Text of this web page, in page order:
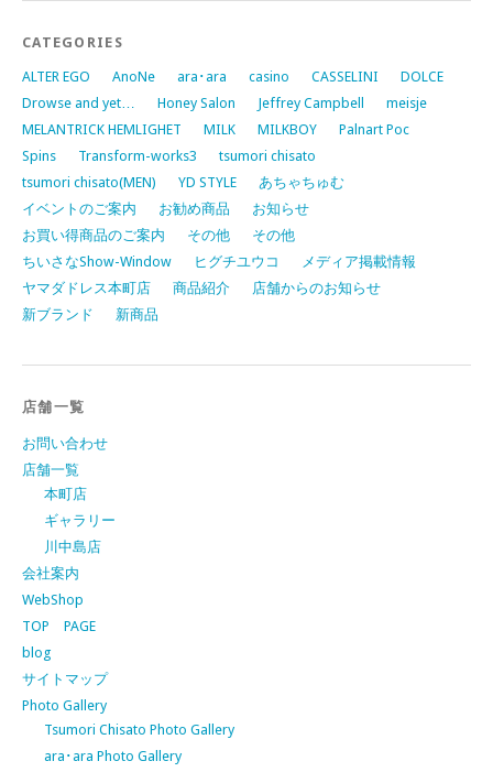
CATEGORIES
ALTER EGO AnoNe ara･ara casino CASSELINI
DOLCE
Drowse and yet…
Honey Salon Jeffrey Campbell
meisje
MELANTRICK HEMLIGHET
MILK MILKBOY
Palnart Poc
Spins
Transform-works3
tsumori chisato
tsumori chisato(MEN)
YD STYLE
あちゃちゅむ
イベントのご案内
お勧め商品
お知らせ
お買い得商品のご案内
その他
その他
ちいさなShow-Window
ヒグチユウコ
メディア掲載情報
ヤマダドレス本町店
商品紹介
店舗からのお知らせ
新ブランド
新商品
店舗一覧
お問い合わせ
店舗一覧
本町店
ギャラリー
川中島店
会社案内
WebShop
TOP PAGE
blog
サイトマップ
Photo Gallery
Tsumori Chisato Photo Gallery
ara･ara Photo Gallery